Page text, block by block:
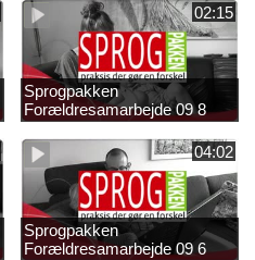
02:15
Sprogpakken
Forældresamarbejde 09 8
04:02
Sprogpakken
Forældresamarbejde 09 6